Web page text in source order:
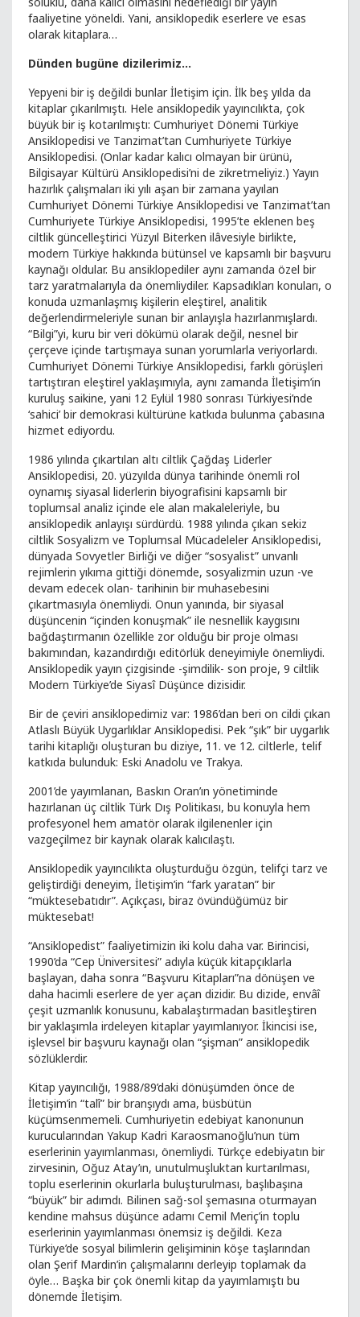
faaliyetine yöneldi. Yani, ansiklopedik eserlere ve esas
olarak kitaplara…
Dünden bugüne dizilerimiz...
Yepyeni bir iş değildi bunlar İletişim için. İlk beş yılda da
kitaplar çıkarılmıştı. Hele ansiklopedik yayıncılıkta, çok
büyük bir iş kotarılmıştı: Cumhuriyet Dönemi Türkiye
Ansiklopedisi ve Tanzimat’tan Cumhuriyete Türkiye
Ansiklopedisi. (Onlar kadar kalıcı olmayan bir ürünü,
Bilgisayar Kültürü Ansiklopedisi’ni de zikretmeliyiz.) Yayın
hazırlık çalışmaları iki yılı aşan bir zamana yayılan
Cumhuriyet Dönemi Türkiye Ansiklopedisi ve Tanzimat’tan
Cumhuriyete Türkiye Ansiklopedisi, 1995’te eklenen beş
ciltlik güncelleştirici Yüzyıl Biterken ilâvesiyle birlikte,
modern Türkiye hakkında bütünsel ve kapsamlı bir başvuru
kaynağı oldular. Bu ansiklopediler aynı zamanda özel bir
tarz yaratmalarıyla da önemliydiler. Kapsadıkları konuları, o
konuda uzmanlaşmış kişilerin eleştirel, analitik
değerlendirmeleriyle sunan bir anlayışla hazırlanmışlardı.
“Bilgi”yi, kuru bir veri dökümü olarak değil, nesnel bir
çerçeve içinde tartışmaya sunan yorumlarla veriyorlardı.
Cumhuriyet Dönemi Türkiye Ansiklopedisi, farklı görüşleri
tartıştıran eleştirel yaklaşımıyla, aynı zamanda İletişim’in
kuruluş saikine, yani 12 Eylül 1980 sonrası Türkiyesi’nde
‘sahici’ bir demokrasi kültürüne katkıda bulunma çabasına
hizmet ediyordu.
1986 yılında çıkartılan altı ciltlik Çağdaş Liderler
Ansiklopedisi, 20. yüzyılda dünya tarihinde önemli rol
oynamış siyasal liderlerin biyografisini kapsamlı bir
toplumsal analiz içinde ele alan makaleleriyle, bu
ansiklopedik anlayışı sürdürdü. 1988 yılında çıkan sekiz
ciltlik Sosyalizm ve Toplumsal Mücadeleler Ansiklopedisi,
dünyada Sovyetler Birliği ve diğer “sosyalist” unvanlı
rejimlerin yıkıma gittiği dönemde, sosyalizmin uzun -ve
devam edecek olan- tarihinin bir muhasebesini
çıkartmasıyla önemliydi. Onun yanında, bir siyasal
düşüncenin “içinden konuşmak” ile nesnellik kaygısını
bağdaştırmanın özellikle zor olduğu bir proje olması
bakımından, kazandırdığı editörlük deneyimiyle önemliydi.
Ansiklopedik yayın çizgisinde -şimdilik- son proje, 9 ciltlik
Modern Türkiye’de Siyasî Düşünce dizisidir.
Bir de çeviri ansiklopedimiz var: 1986’dan beri on cildi çıkan
Atlaslı Büyük Uygarlıklar Ansiklopedisi. Pek “şık” bir uygarlık
tarihi kitaplığı oluşturan bu diziye, 11. ve 12. ciltlerle, telif
katkıda bulunduk: Eski Anadolu ve Trakya.
2001’de yayımlanan, Baskın Oran’ın yönetiminde
hazırlanan üç ciltlik Türk Dış Politikası, bu konuyla hem
profesyonel hem amatör olarak ilgilenenler için
vazgeçilmez bir kaynak olarak kalıcılaştı.
Ansiklopedik yayıncılıkta oluşturduğu özgün, telifçi tarz ve
geliştirdiği deneyim, İletişim’in “fark yaratan” bir
“müktesebatıdır”. Açıkçası, biraz övündüğümüz bir
müktesebat!
“Ansiklopedist” faaliyetimizin iki kolu daha var. Birincisi,
1990’da “Cep Üniversitesi” adıyla küçük kitapçıklarla
başlayan, daha sonra “Başvuru Kitapları”na dönüşen ve
daha hacimli eserlere de yer açan dizidir. Bu dizide, envâî
çeşit uzmanlık konusunu, kabalaştırmadan basitleştiren
bir yaklaşımla irdeleyen kitaplar yayımlanıyor. İkincisi ise,
işlevsel bir başvuru kaynağı olan “şişman” ansiklopedik
sözlüklerdir.
Kitap yayıncılığı, 1988/89’daki dönüşümden önce de
İletişim’in “talî” bir branşıydı ama, büsbütün
küçümsenmemeli. Cumhuriyetin edebiyat kanonunun
kurucularından Yakup Kadri Karaosmanoğlu’nun tüm
eserlerinin yayımlanması, önemliydi. Türkçe edebiyatın bir
zirvesinin, Oğuz Atay’ın, unutulmuşluktan kurtarılması,
toplu eserlerinin okurlarla buluşturulması, başlıbaşına
“büyük” bir adımdı. Bilinen sağ-sol şemasına oturmayan
kendine mahsus düşünce adamı Cemil Meriç’in toplu
eserlerinin yayımlanması önemsiz iş değildi. Keza
Türkiye’de sosyal bilimlerin gelişiminin köşe taşlarından
olan Şerif Mardin’in çalışmalarını derleyip toplamak da
öyle… Başka bir çok önemli kitap da yayımlamıştı bu
dönemde İletişim.